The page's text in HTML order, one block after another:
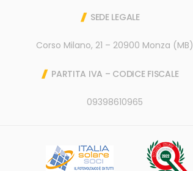
SEDE LEGALE
Corso Milano, 21 – 20900 Monza (MB)
PARTITA IVA – CODICE FISCALE
09398610965